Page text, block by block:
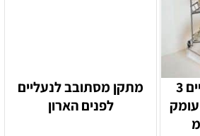
מתקן נשלף לנעליים 3
- רוחב 306, עומק
מתקן מסתובב לנעליים
לפנים הארון